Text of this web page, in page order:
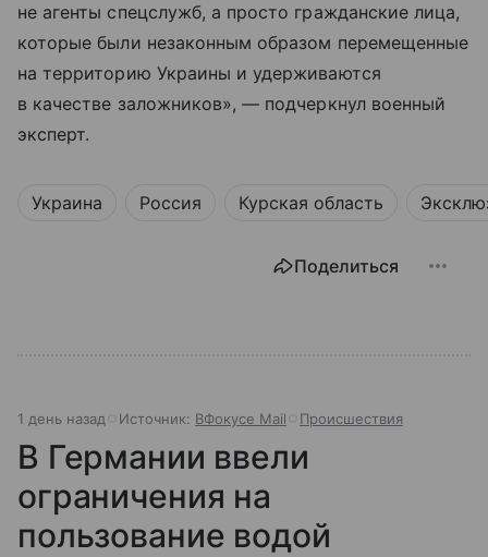
не агенты спецслужб, а просто гражданские лица,
которые были незаконным образом перемещенные
на территорию Украины и удерживаются
в качестве заложников», — подчеркнул военный
эксперт.
Украина Россия Курская область
Поделиться
1 день назад Источник: ВФокусе Mail Происшествия
В Германии ввели
ограничения на
пользование водой